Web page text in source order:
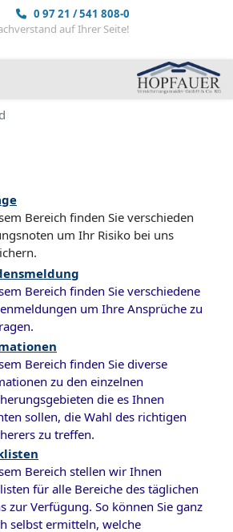
0 97 21 / 541 808-0
auf Ihrer Seite!
Bereich finden Sie verschieden
um Ihr Risiko bei uns
Bereich finden Sie verschiedene
um Ihre Ansprüche zu
Bereich finden Sie diverse
zu den einzelnen
die es Ihnen
sollen, die Wahl des richtigen
zu treffen.
Bereich stellen wir Ihnen
für alle Bereiche des täglichen
zur Verfügung. So können Sie ganz
selbst ermitteln, welche